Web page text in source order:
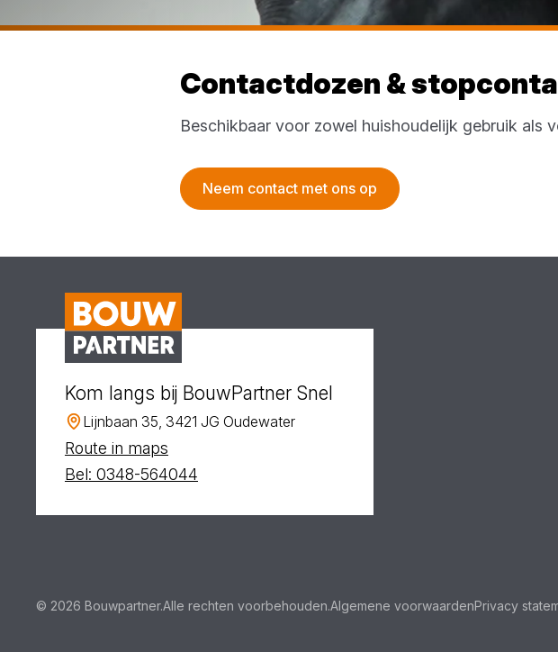
Contactdozen &
Beschikbaar voor zowel huishoudelijk gebruik als
Neem contact met ons op
Kom langs bij BouwPartner Snel
Lijnbaan 35, 3421 JG Oudewater
Route in maps
Bel: 0348-564044
© 2026 Bouwpartner.Alle rechten voorbehouden.Algemene voorwaardenPrivacy